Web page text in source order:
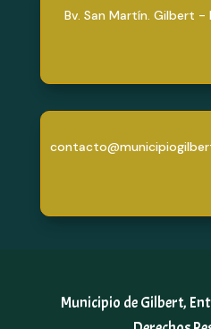
Bv. San Martín. Gilbert -
Municipio de Gilbert,